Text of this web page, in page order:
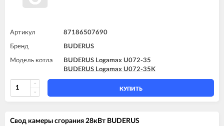
Артикул 87186507690
Бренд BUDERUS
Модель котла
BUDERUS Logamax U072-35
BUDERUS Logamax U072-35K
КУПИТЬ
Свод камеры сгорания 28кВт BUDERUS